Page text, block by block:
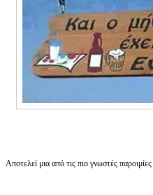
Αποτελεί μια από τις πιο γνωστές